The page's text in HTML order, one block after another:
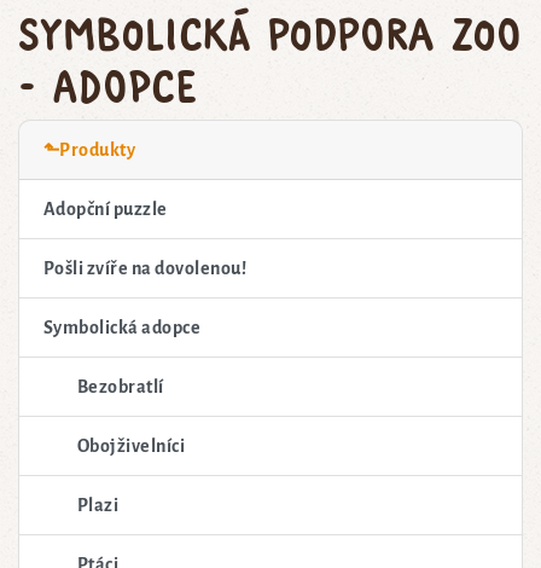
Symbolická podpora zoo
- adopce
⬑Produkty
Adopční puzzle
Pošli zvíře na dovolenou!
Symbolická adopce
Bezobratlí
Obojživelníci
Plazi